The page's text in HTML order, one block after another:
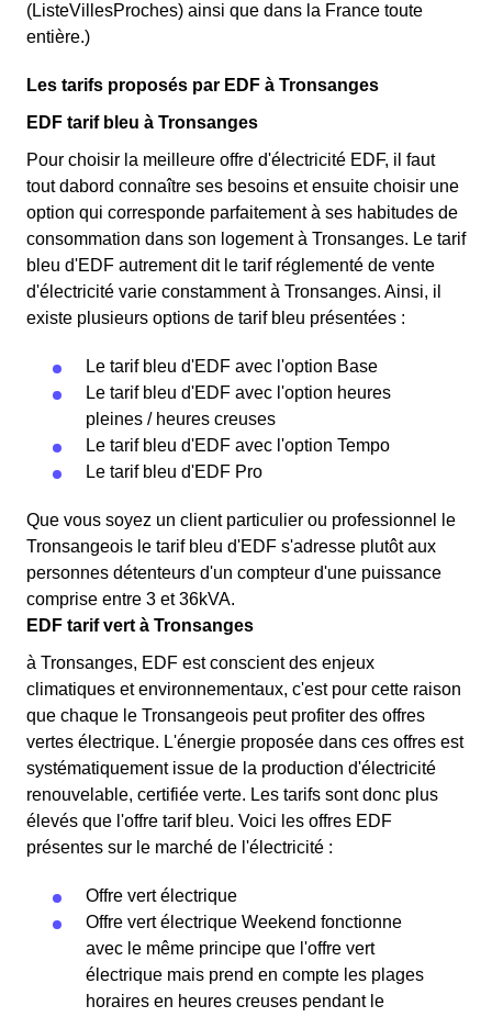
(ListeVillesProches) ainsi que dans la France toute
entière.)
Les tarifs proposés par EDF à Tronsanges
EDF tarif bleu à Tronsanges
Pour choisir la meilleure offre d'électricité EDF, il faut
tout dabord connaître ses besoins et ensuite choisir une
option qui corresponde parfaitement à ses habitudes de
consommation dans son logement à Tronsanges. Le tarif
bleu d'EDF autrement dit le tarif réglementé de vente
d'électricité varie constamment à Tronsanges. Ainsi, il
existe plusieurs options de tarif bleu présentées :
Le tarif bleu d'EDF avec l'option Base
Le tarif bleu d'EDF avec l'option heures
pleines / heures creuses
Le tarif bleu d'EDF avec l'option Tempo
Le tarif bleu d'EDF Pro
Que vous soyez un client particulier ou professionnel le
Tronsangeois le tarif bleu d'EDF s'adresse plutôt aux
personnes détenteurs d'un compteur d'une puissance
comprise entre 3 et 36kVA.
EDF tarif vert à Tronsanges
à Tronsanges, EDF est conscient des enjeux
climatiques et environnementaux, c'est pour cette raison
que chaque le Tronsangeois peut profiter des offres
vertes électrique. L'énergie proposée dans ces offres est
systématiquement issue de la production d'électricité
renouvelable, certifiée verte. Les tarifs sont donc plus
élevés que l'offre tarif bleu. Voici les offres EDF
présentes sur le marché de l'électricité :
Offre vert électrique
Offre vert électrique Weekend fonctionne
avec le même principe que l'offre vert
électrique mais prend en compte les plages
horaires en heures creuses pendant le